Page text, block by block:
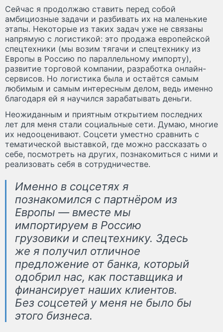
Сейчас я продолжаю ставить перед собой
амбициозные задачи и разбивать их на маленькие
этапы. Некоторые из таких задач уже не связаны
напрямую с логистикой: это продажа европейской
спецтехники (мы возим тягачи и спецтехнику из
Европы в Россию по параллельному импорту),
развитие торговой компании, разработка онлайн-
сервисов. Но логистика была и остаётся самым
любимым и самым интересным делом, ведь именно
благодаря ей я научился зарабатывать деньги.
Неожиданным и приятным открытием последних
лет для меня стали социальные сети. Думаю, многие
их недооценивают. Соцсети уместно сравнить с
тематической выставкой, где можно рассказать о
себе, посмотреть на других, познакомиться с ними и
реализовать себя в сотрудничестве.
Именно в соцсетях я
познакомился с партнёром из
Европы — вместе мы
импортируем в Россию
грузовики и спецтехнику. Здесь
же я получил отличное
предложение от банка, который
одобрил нас, как поставщика и
финансирует наших клиентов.
Без соцсетей у меня не было бы
этого бизнеса.